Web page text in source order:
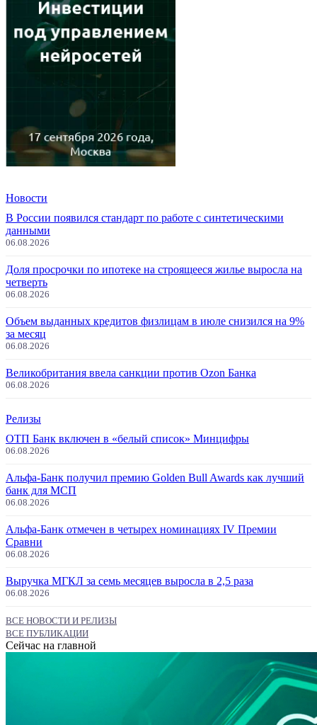
Новости
В России появился стандарт по работе с синтетическими
данными
06.08.2026
Доля просрочки по ипотеке на строящееся жилье выросла на
четверть
06.08.2026
Объем выданных кредитов физлицам в июле снизился на 9%
за месяц
06.08.2026
Великобритания ввела санкции против Ozon Банка
06.08.2026
Релизы
ОТП Банк включен в «белый список» Минцифры
06.08.2026
Альфа-Банк получил премию Golden Bull Awards как лучший
банк для МСП
06.08.2026
Альфа-Банк отмечен в четырех номинациях IV Премии
Сравни
06.08.2026
Выручка МГКЛ за семь месяцев выросла в 2,5 раза
06.08.2026
ВСЕ НОВОСТИ И РЕЛИЗЫ
ВСЕ ПУБЛИКАЦИИ
Сейчас на главной